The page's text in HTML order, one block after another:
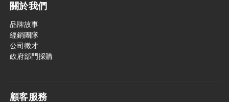
關於我們
品牌故事
經銷團隊
公司徵才
政府部門採購
顧客服務